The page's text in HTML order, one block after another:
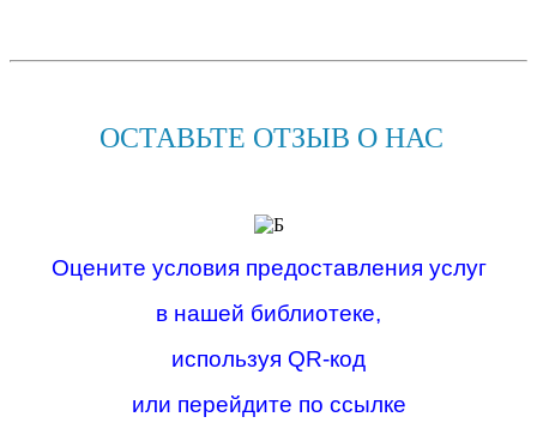
ОСТАВЬТЕ ОТЗЫВ О НАС
Оцените условия предоставления услуг
в нашей библиотеке,
используя QR-код
или перейдите по ссылке